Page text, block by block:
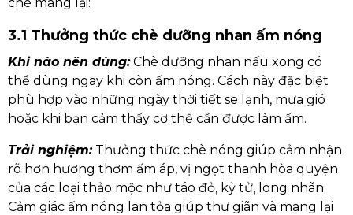
3.1 Thưởng thức chè dưỡng nhan ấm nóng
Khi nào nên dùng:Chè dưỡng nhan nấu xong có
thể dùng ngay khi còn ấm nóng. Cách này đặc biệt
phù hợp vào những ngày thời tiết se lạnh, mưa gió
hoặc khi bạn cảm thấy cơ thể cần được làm ấm.
Trải nghiệm:Thưởng thức chè nóng giúp cảm nhận
rõ hơn hương thơm ấm áp, vị ngọt thanh hòa quyện
của các loại thảo mộc như táo đỏ, kỷ tử, long nhãn.
Cảm giác ấm nóng lan tỏa giúp thư giãn và mang lại